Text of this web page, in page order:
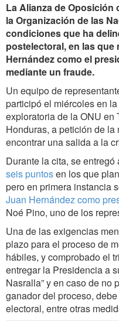
La Alianza de Oposición
la Organización de las
condiciones que ha
postelectoral, en las que
Hernández como el
mediante un fraude.
Un equipo de
participó el miércoles en
exploratoria de la ONU en
Honduras, a petición de
encontrar una salida a la
Durante la cita, se
seis puntosen los que
pero en primera instancia
Juan Hernández como
Noé Pino, uno de los
Una de las exigencias
plazo para el proceso de
hábiles, y comprobado el
entregar la Presidencia a
Nasralla” y en caso de no
ganador del proceso,
electoral, entre otras